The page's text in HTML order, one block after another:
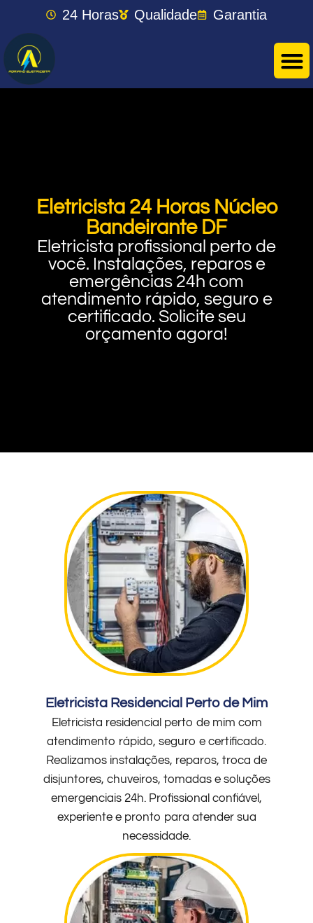
24 Horas Qualidade Garantia
Eletricista 24 Horas Núcleo
Bandeirante DF
Eletricista profissional perto de
você. Instalações, reparos e
emergências 24h com
atendimento rápido, seguro e
certificado. Solicite seu
orçamento agora!
Eletricista Residencial Perto de Mim
Eletricista residencial perto de mim com
atendimento rápido, seguro e certificado.
Realizamos instalações, reparos, troca de
disjuntores, chuveiros, tomadas e soluções
emergenciais 24h. Profissional confiável,
experiente e pronto para atender sua
necessidade.